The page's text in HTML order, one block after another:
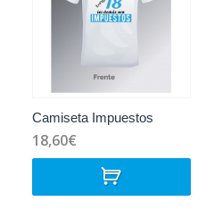
Camiseta Impuestos
18,60€